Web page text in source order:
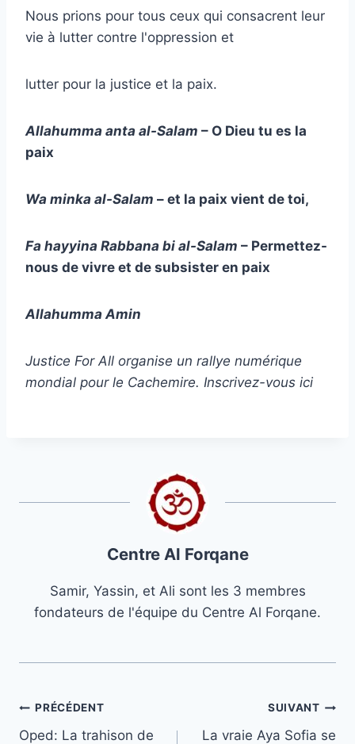
Nous prions pour tous ceux qui consacrent leur
vie à lutter contre l'oppression et
lutter pour la justice et la paix.
Allahumma anta al-Salam – O Dieu tu es la
paix
Wa minka al-Salam – et la paix vient de toi,
Fa hayyina Rabbana bi al-Salam – Permettez-
nous de vivre et de subsister en paix
Allahumma Amin
Justice For All organise un rallye numérique
mondial pour le Cachemire. Inscrivez-vous ici
Centre Al Forqane
Samir, Yassin, et Ali sont les 3 membres
fondateurs de l'équipe du Centre Al Forqane.
Navigation
PRÉCÉDENT
Oped: La trahison de
SUIVANT
La vraie Aya Sofia se